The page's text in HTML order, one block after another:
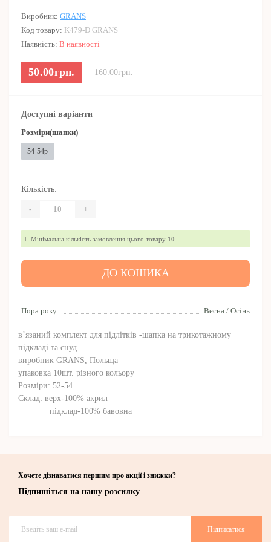
Виробник: GRANS
Код товару: K479-D GRANS
Наявність: В наявності
50.00грн. 160.00грн.
Пора року: Весна / Осінь
в’язаний комплект для підлітків -шапка на трикотажному
підкладі та снуд
виробник GRANS, Польща
упаковка 10шт. різного кольору
Розміри: 52-54
Склад: верх-100% акрил
підклад-100% бавовна
Доступні варіанти
Розміри(шапки)
54-54р
Кількість:
- +
Мінімальна кількість замовлення цього товару 10
ДО КОШИКА
Хочете дізнаватися першим про акції і знижки?
Підпишіться на нашу розсилку
Підписатися